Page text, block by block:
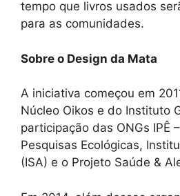
tempo que livros usados
para as comunidades.
Sobre o Design da Mata
A iniciativa começou em
Núcleo Oikos e do Instituto
participação das ONGs IPÊ
Pesquisas Ecológicas,
(ISA) e o Projeto Saúde &